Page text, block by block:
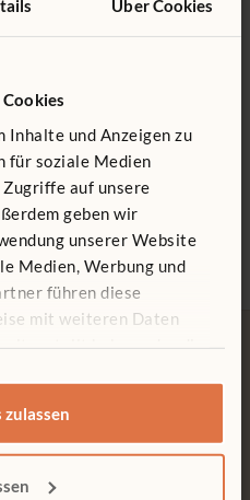
Über Cookies
Inhalte und Anzeigen zu
für soziale Medien
Zugriffe auf unsere
geben wir
unserer Website
Medien, Werbung und
führen diese
mit weiteren Daten
haben oder die
zulassen
Kurzes Wellenpaneel
61–81 cm
189 € - 234 €
Typ wählen
Werkzeuglose Montage
Konstruktionen machen jede